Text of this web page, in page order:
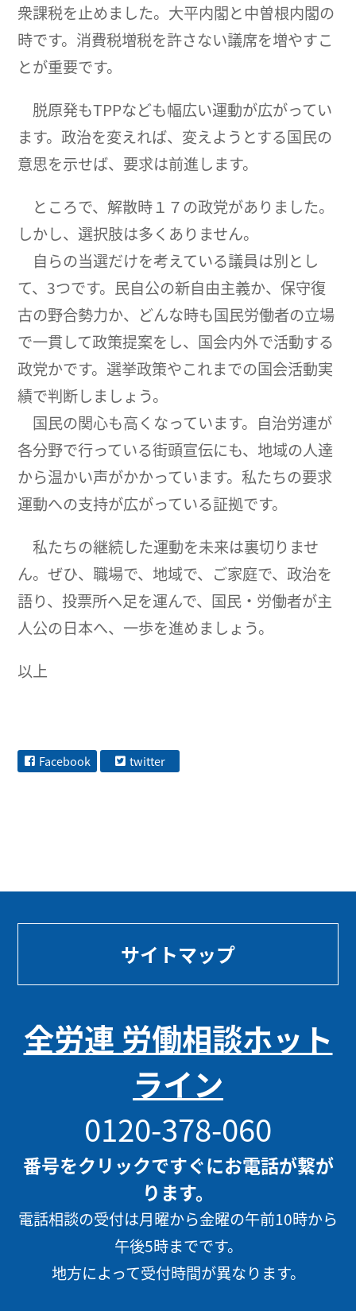
衆課税を止めました。大平内閣と中曽根内閣の
時です。消費税増税を許さない議席を増やすこ
とが重要です。
脱原発もTPPなども幅広い運動が広がってい
ます。政治を変えれば、変えようとする国民の
意思を示せば、要求は前進します。
ところで、解散時１７の政党がありました。
しかし、選択肢は多くありません。
自らの当選だけを考えている議員は別とし
て、3つです。民自公の新自由主義か、保守復
古の野合勢力か、どんな時も国民労働者の立場
で一貫して政策提案をし、国会内外で活動する
政党かです。選挙政策やこれまでの国会活動実
績で判断しましょう。
国民の関心も高くなっています。自治労連が
各分野で行っている街頭宣伝にも、地域の人達
から温かい声がかかっています。私たちの要求
運動への支持が広がっている証拠です。
私たちの継続した運動を未来は裏切りませ
ん。ぜひ、職場で、地域で、ご家庭で、政治を
語り、投票所へ足を運んで、国民・労働者が主
人公の日本へ、一歩を進めましょう。
以上
Facebook twitter
サイトマップ
全労連 労働相談ホット
ライン
0120-378-060
番号をクリックですぐにお電話が繋が
ります。
電話相談の受付は月曜から金曜の午前10時から
午後5時までです。
地方によって受付時間が異なります。